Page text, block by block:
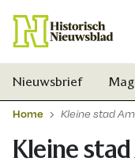
Nieuwsbrief
Home Kleine stad
Kleine